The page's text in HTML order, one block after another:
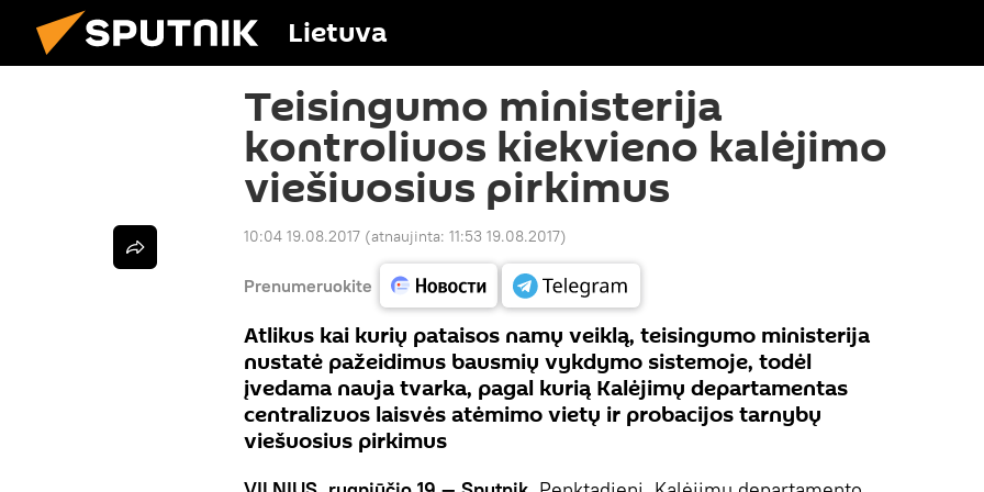
Lietuva
Teisingumo ministerija
kontroliuos kiekvieno kalėjimo
viešiuosius pirkimus
10:04 19.08.2017 (atnaujinta: 11:53 19.08.2017)
Prenumeruokite
Atlikus kai kurių pataisos namų veiklą, teisingumo ministerija
nustatė pažeidimus bausmių vykdymo sistemoje, todėl
įvedama nauja tvarka, pagal kurią Kalėjimų departamentas
centralizuos laisvės atėmimo vietų ir probacijos tarnybų
viešuosius pirkimus